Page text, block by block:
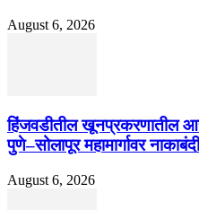
August 6, 2026
हिंजवडीतील खूनप्रकरणातील
पुणे–सोलापूर महामार्गावर
August 6, 2026